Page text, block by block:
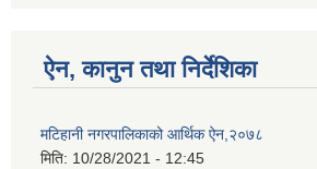
ऐन, कानुन तथा निर्देशिका
मटिहानी नगरपालिकाको आर्थिक ऐन,२०७८
मिति: 10/28/2021 - 12:45